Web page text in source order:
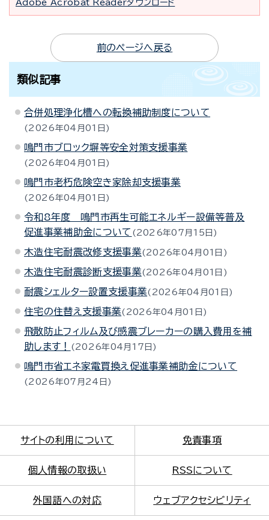
Adobe Acrobat Readerダウンロード
前のページへ戻る
類似記事
合併処理浄化槽への転換補助制度について
2026年04月01日
鳴門市ブロック塀等安全対策支援事業
2026年04月01日
鳴門市老朽危険空き家除却支援事業
2026年04月01日
令和8年度 鳴門市再生可能エネルギー設備等普及
促進事業補助金について
2026年07月15日
木造住宅耐震改修支援事業 2026年04月01日
木造住宅耐震診断支援事業 2026年04月01日
耐震シェルター設置支援事業 2026年04月01日
住宅の住替え支援事業 2026年04月01日
飛散防止フィルム及び感震ブレーカーの購入費用を補
助します！
2026年04月17日
鳴門市省エネ家電買換え促進事業補助金について
2026年07月24日
サイトの利用について 免責事項
個人情報の取扱い RSSについて
外国語への対応 ウェブアクセシビリティ